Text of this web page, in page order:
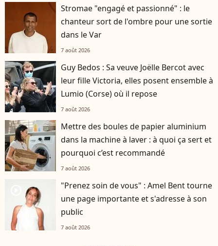
Stromae "engagé et passionné" : le
chanteur sort de l'ombre pour une sortie
dans le Var
7 août 2026
Guy Bedos : Sa veuve Joëlle Bercot avec
leur fille Victoria, elles posent ensemble à
Lumio (Corse) où il repose
7 août 2026
Mettre des boules de papier aluminium
dans la machine à laver : à quoi ça sert et
pourquoi c’est recommandé
7 août 2026
"Prenez soin de vous" : Amel Bent tourne
une page importante et s'adresse à son
public
7 août 2026